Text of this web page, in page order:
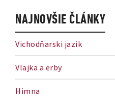
NAJNOVŠIE ČLÁNKY
Vichodňarski jazik
Vlajka a erby
Himna